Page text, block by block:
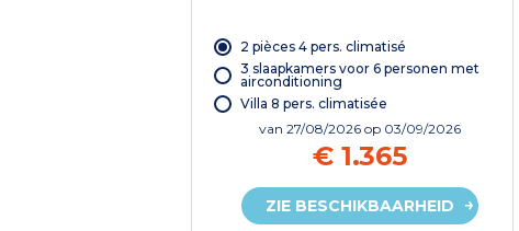
2 pièces 4 pers. climatisé
3 slaapkamers voor 6 personen met
airconditioning
Villa 8 pers. climatisée
van 27/08/2026 op 03/09/2026
€ 1.365
ZIE BESCHIKBAARHEID